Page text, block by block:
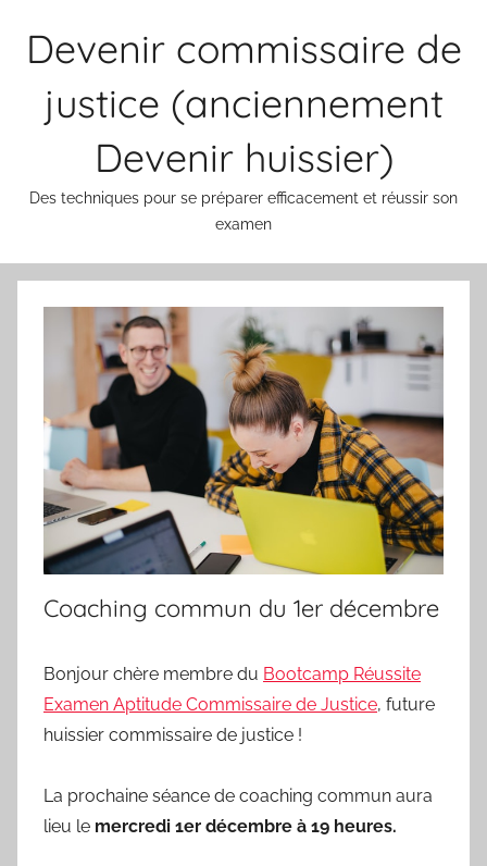
Devenir commissaire de
justice (anciennement
Devenir huissier)
Des techniques pour se préparer efficacement et réussir son
examen
Coaching commun du 1er décembre
Bonjour chère membre du Bootcamp Réussite
Examen Aptitude Commissaire de Justice, future
huissier commissaire de justice !
La prochaine séance de coaching commun aura
lieu le mercredi 1er décembre à 19 heures.